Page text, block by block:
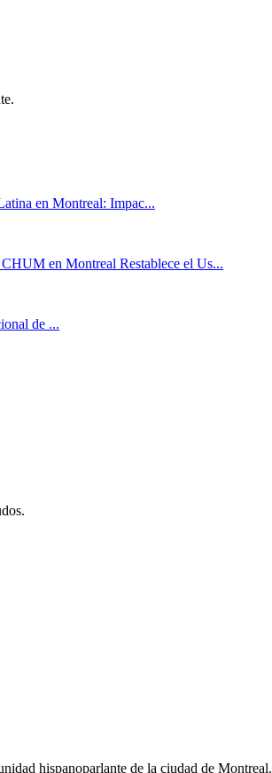
en Montreal: Impac...
en Montreal Restablece el Us...
de ...
hispanoparlante de la ciudad de Montreal.